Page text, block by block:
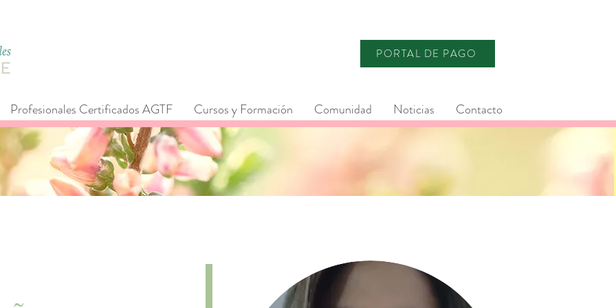
PORTAL DE PAGO
Profesionales Certificados AGTF Cursos y Formación Comunidad Noticias Contacto